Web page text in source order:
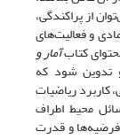
از پراکندگی،
و فعالیت‌های
کتابآمار و
تدوین شود که
کاربرد ریاضیات
محیط اطراف
فرضیه‌ها و قدرت